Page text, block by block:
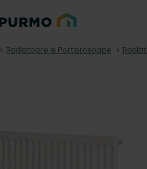
Radiatoare și Portprosoape